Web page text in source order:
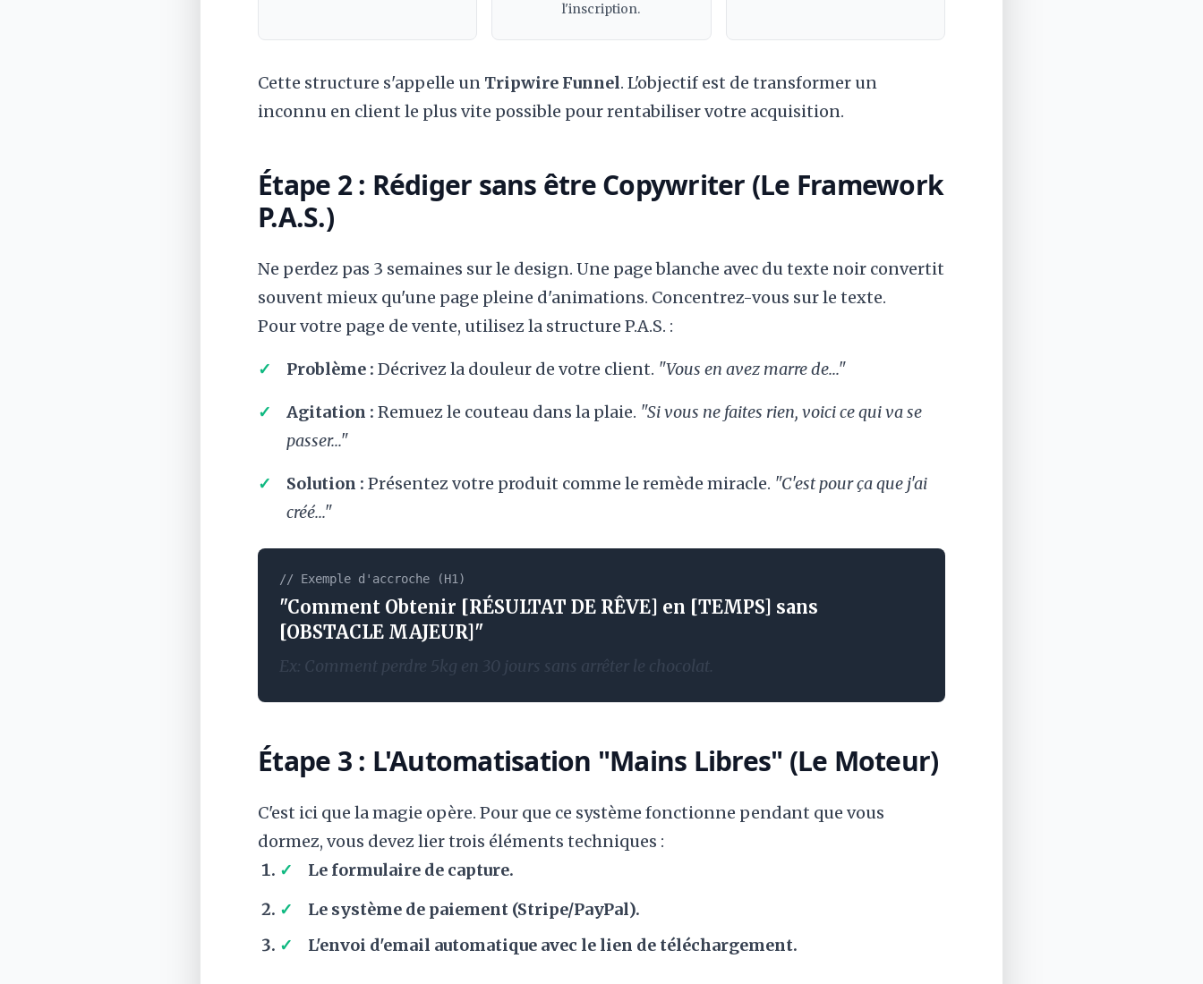
l'inscription.
Cette structure s'appelle un Tripwire Funnel. L'objectif est de transformer un
inconnu en client le plus vite possible pour rentabiliser votre acquisition.
Étape 2 : Rédiger sans être Copywriter (Le Framework
P.A.S.)
Ne perdez pas 3 semaines sur le design. Une page blanche avec du texte noir convertit
souvent mieux qu'une page pleine d'animations. Concentrez-vous sur le texte.
Pour votre page de vente, utilisez la structure P.A.S. :
Problème : Décrivez la douleur de votre client. "Vous en avez marre de..."
Agitation : Remuez le couteau dans la plaie. "Si vous ne faites rien, voici ce qui va se
passer..."
Solution : Présentez votre produit comme le remède miracle. "C'est pour ça que j'ai
créé..."
// Exemple d'accroche (H1)
"Comment Obtenir [RÉSULTAT DE RÊVE] en [TEMPS] sans
[OBSTACLE MAJEUR]"
Ex: Comment perdre 5kg en 30 jours sans arrêter le chocolat.
Étape 3 : L'Automatisation "Mains Libres" (Le Moteur)
C'est ici que la magie opère. Pour que ce système fonctionne pendant que vous
dormez, vous devez lier trois éléments techniques :
Le formulaire de capture.
Le système de paiement (Stripe/PayPal).
L'envoi d'email automatique avec le lien de téléchargement.